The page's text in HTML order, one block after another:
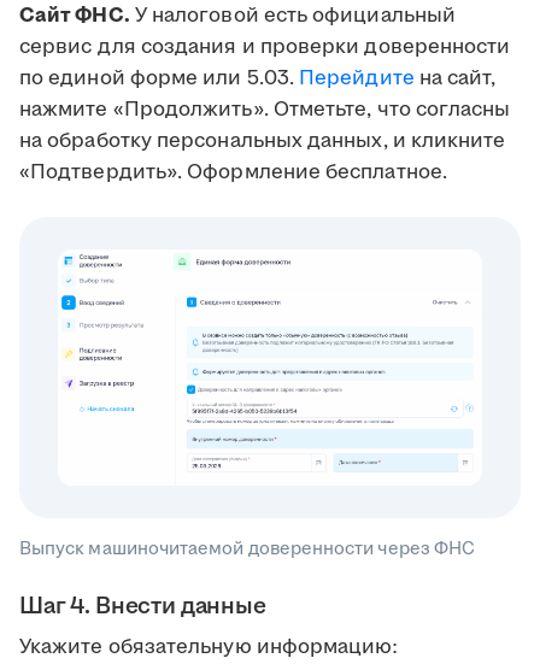
Сайт ФНС. У налоговой есть официальный
сервис для создания и проверки доверенности
по единой форме или 5.03. Перейдите на сайт,
нажмите «Продолжить». Отметьте, что согласны
на обработку персональных данных, и кликните
«Подтвердить». Оформление бесплатное.
Выпуск машиночитаемой доверенности через ФНС
Шаг 4. Внести данные
Укажите обязательную информацию: